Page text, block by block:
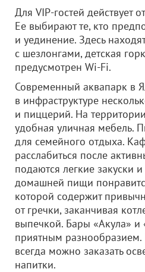
Для VIP-гостей действует
Ее выбирают те, кто
и уединение. Здесь
с шезлонгами, детская
предусмотрен Wi-Fi.
Современный аквапарк в
в инфраструктуре
и пиццерий. На
удобная уличная мебель.
для семейного отдыха.
расслабиться после
подаются легкие закуски
домашней пищи
которой содержит
от гречки, заканчивая
выпечкой. Бары «Акула» и
приятным
всегда можно заказать
напитки.